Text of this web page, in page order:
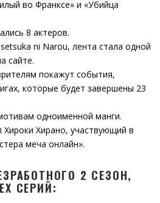
во Франксе» и «Убийца
8 актеров.
ni Narou, лента стала одной
сайте.
покажут события,
которые будет завершены 23
одноименной манги.
Хироки Хирано, участвующий в
меча онлайн».
2 СЕЗОН,
СЕРИЙ: